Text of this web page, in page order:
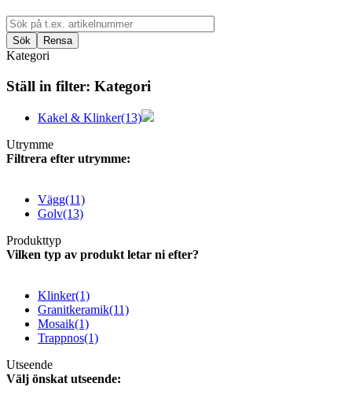
Kategori
Ställ in filter: Kategori
Kakel & Klinker(13)
Utrymme
Filtrera efter utrymme:
Vägg(11)
Golv(13)
Produkttyp
Vilken typ av produkt letar ni efter?
Klinker(1)
Granitkeramik(11)
Mosaik(1)
Trappnos(1)
Utseende
Välj önskat utseende: